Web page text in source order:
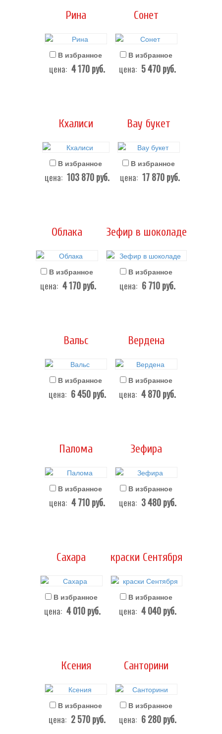
Рина
В избранное
цена: 4 170руб.
Сонет
В избранное
цена: 5 470руб.
Кхалиси
В избранное
цена: 103 870руб.
Вау букет
В избранное
цена: 17 870руб.
Облака
В избранное
цена: 4 170руб.
Зефир в шоколаде
В избранное
цена: 6 710руб.
Вальс
В избранное
цена: 6 450руб.
Вердена
В избранное
цена: 4 870руб.
Палома
В избранное
цена: 4 710руб.
Зефира
В избранное
цена: 3 480руб.
Сахара
В избранное
цена: 4 010руб.
краски Сентября
В избранное
цена: 4 040руб.
Ксения
В избранное
цена: 2 570руб.
Санторини
В избранное
цена: 6 280руб.